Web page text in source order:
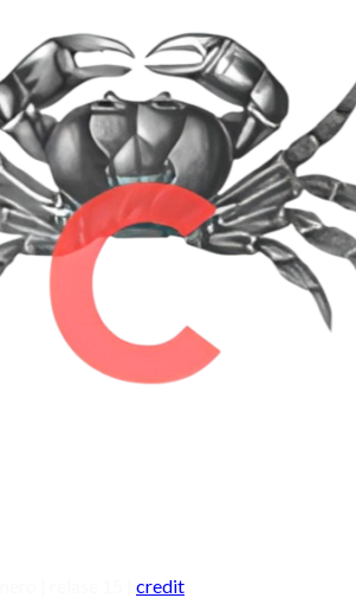
credit